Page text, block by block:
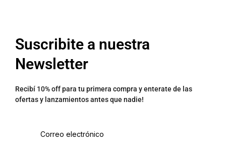
Suscribite a nuestra
Newsletter
Recibí 10% off para tu primera compra y enterate de las
ofertas y lanzamientos antes que nadie!
Correo electrónico